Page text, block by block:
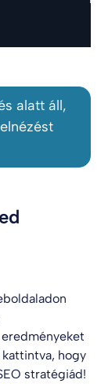
alatt áll,
kattintva, hogy
stratégiád!